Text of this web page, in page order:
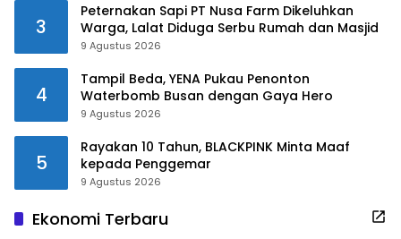
3
Peternakan Sapi PT Nusa Farm Dikeluhkan
Warga, Lalat Diduga Serbu Rumah dan Masjid
9 Agustus 2026
4
Tampil Beda, YENA Pukau Penonton
Waterbomb Busan dengan Gaya Hero
9 Agustus 2026
5
Rayakan 10 Tahun, BLACKPINK Minta Maaf
kepada Penggemar
9 Agustus 2026
Ekonomi Terbaru